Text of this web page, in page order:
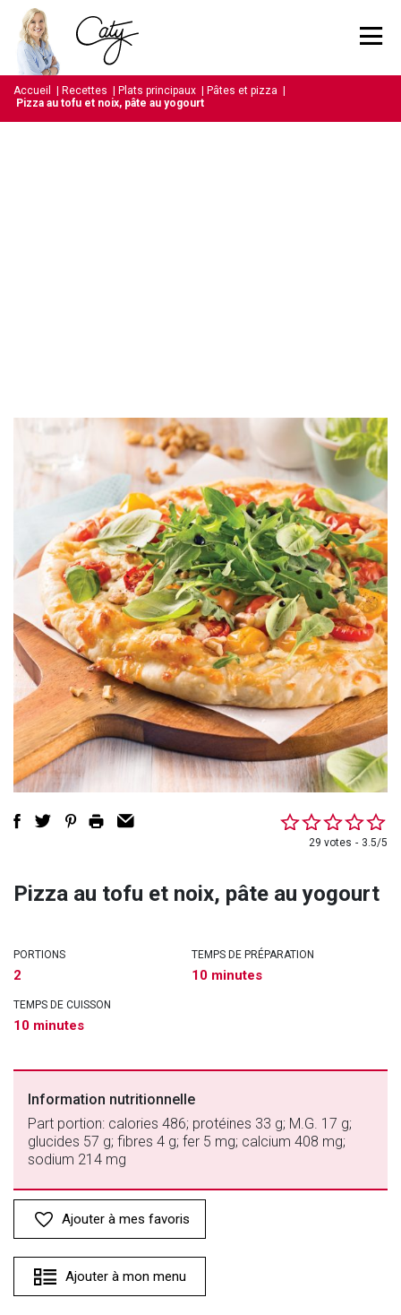
Accueil Recettes Plats principaux Pâtes et pizza
Pizza au tofu et noix, pâte au yogourt
29 votes 3.5/5
Pizza au tofu et noix, pâte au yogourt
PORTIONS
2
TEMPS DE PRÉPARATION
10 minutes
TEMPS DE CUISSON
10 minutes
Information nutritionnelle
Part portion: calories 486; protéines 33 g; M.G. 17 g;
glucides 57 g; fibres 4 g; fer 5 mg; calcium 408 mg;
sodium 214 mg
Ajouter à mes favoris
Ajouter à mon menu